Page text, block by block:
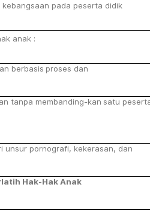
kebangsaan pada peserta didik
anak :
berbasis proses dan
tanpa membanding-kan satu
pornografi, kekerasan, dan
Hak-Hak Anak